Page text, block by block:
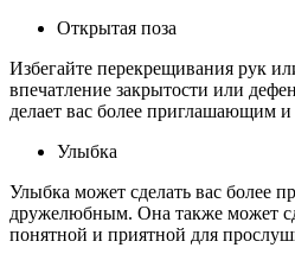
Открытая поза
Избегайте перекрещивания рук
впечатление закрытости или
делает вас более приглашающим
Улыбка
Улыбка может сделать вас более
дружелюбным. Она также может
понятной и приятной для